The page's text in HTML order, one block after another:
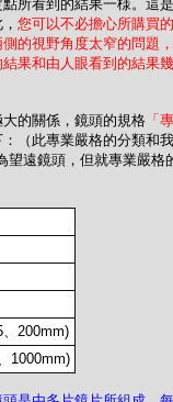
所看到的結果一様。這是
您可以不必擔心所購買的
的視野角度太窄的問題，
果和由人眼看到的結果幾
的關係，鏡頭的規格 「專
（此專業嚴格的分類和我
望遠鏡頭，但就專業嚴格
200mm)
1000mm)